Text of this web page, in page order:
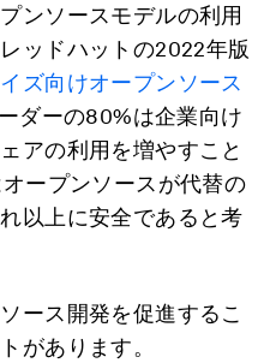
ンソースモデルの利用
ッドハットの2022年版
ズ向けオープンソース
ダーの80%は企業向け
アの利用を増やすこと
ープンソースが代替の
以上に安全であると考
ース開発を促進するこ
があります。